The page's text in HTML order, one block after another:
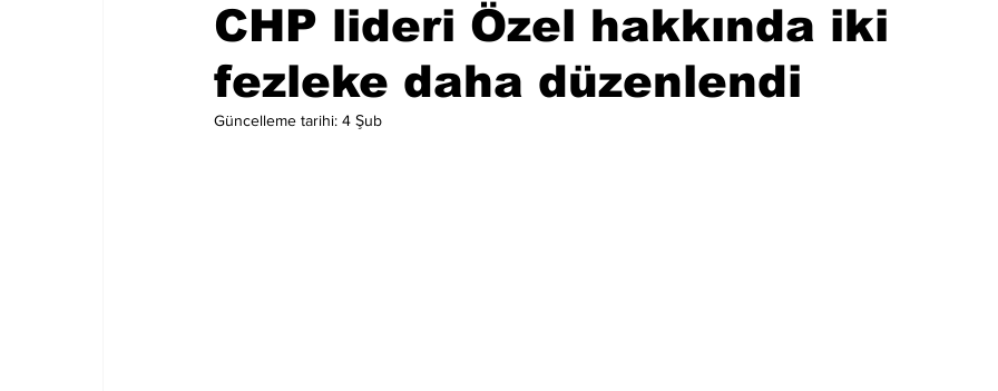
CHP lideri Özel hakkında iki
fezleke daha düzenlendi
Güncelleme tarihi: 4 Şub